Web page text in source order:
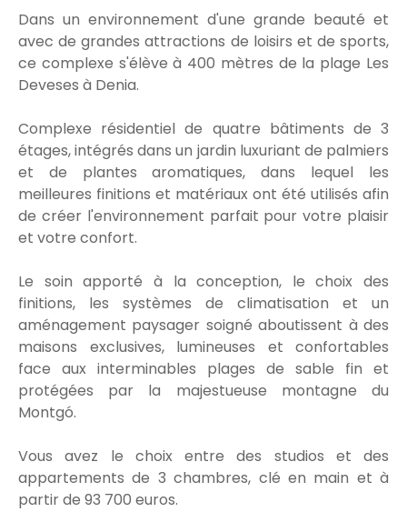
Dans un environnement d'une grande beauté et
avec de grandes attractions de loisirs et de sports,
ce complexe s'élève à 400 mètres de la plage Les
Deveses à Denia.
Complexe résidentiel de quatre bâtiments de 3
étages, intégrés dans un jardin luxuriant de palmiers
et de plantes aromatiques, dans lequel les
meilleures finitions et matériaux ont été utilisés afin
de créer l'environnement parfait pour votre plaisir
et votre confort.
Le soin apporté à la conception, le choix des
finitions, les systèmes de climatisation et un
aménagement paysager soigné aboutissent à des
maisons exclusives, lumineuses et confortables
face aux interminables plages de sable fin et
protégées par la majestueuse montagne du
Montgó.
Vous avez le choix entre des studios et des
appartements de 3 chambres, clé en main et à
partir de 93 700 euros.